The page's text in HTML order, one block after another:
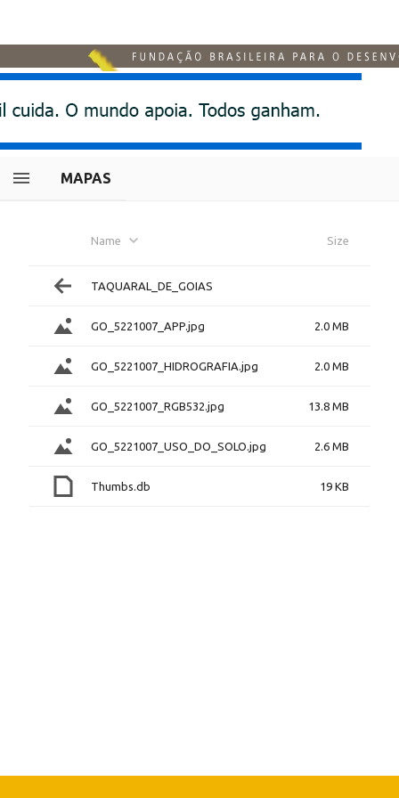
MAPAS
Name Size
TAQUARAL_DE_GOIAS
GO_5221007_APP.jpg 2.0 MB
GO_5221007_HIDROGRAFIA.jpg 2.0 MB
GO_5221007_RGB532.jpg 13.8 MB
GO_5221007_USO_DO_SOLO.jpg 2.6 MB
Thumbs.db 19 KB